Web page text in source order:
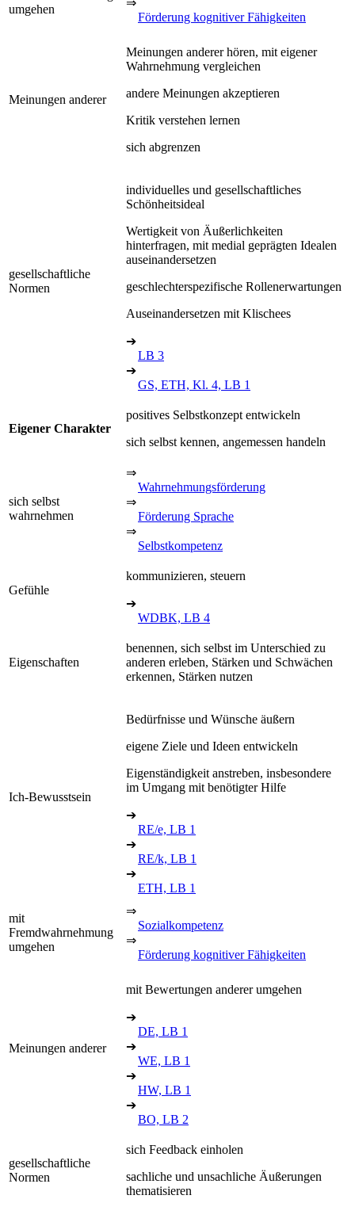
umgehen
Förderung kognitiver Fähigkeiten
Meinungen anderer
Meinungen anderer hören, mit eigener
Wahrnehmung vergleichen
andere Meinungen akzeptieren
Kritik verstehen lernen
sich abgrenzen
gesellschaftliche
Normen
individuelles und gesellschaftliches
Schönheitsideal
Wertigkeit von Äußerlichkeiten
hinterfragen, mit medial geprägten Idealen
auseinandersetzen
geschlechterspezifische Rollenerwartungen
Auseinandersetzen mit Klischees
➔
LB 3
➔
GS, ETH, Kl. 4, LB 1
Eigener Charakter
positives Selbstkonzept entwickeln
sich selbst kennen, angemessen handeln
sich selbst
wahrnehmen
⇒
Wahrnehmungsförderung
⇒
Förderung Sprache
⇒
Selbstkompetenz
Gefühle
kommunizieren, steuern
➔
WDBK, LB 4
Eigenschaften
benennen, sich selbst im Unterschied zu
anderen erleben, Stärken und Schwächen
erkennen, Stärken nutzen
Ich-Bewusstsein
Bedürfnisse und Wünsche äußern
eigene Ziele und Ideen entwickeln
Eigenständigkeit anstreben, insbesondere
im Umgang mit benötigter Hilfe
➔
RE/e, LB 1
➔
RE/k, LB 1
➔
ETH, LB 1
mit
Fremdwahrnehmung
umgehen
⇒
Sozialkompetenz
⇒
Förderung kognitiver Fähigkeiten
Meinungen anderer
mit Bewertungen anderer umgehen
➔
DE, LB 1
➔
WE, LB 1
➔
HW, LB 1
➔
BO, LB 2
gesellschaftliche
Normen
sich Feedback einholen
sachliche und unsachliche Äußerungen
thematisieren